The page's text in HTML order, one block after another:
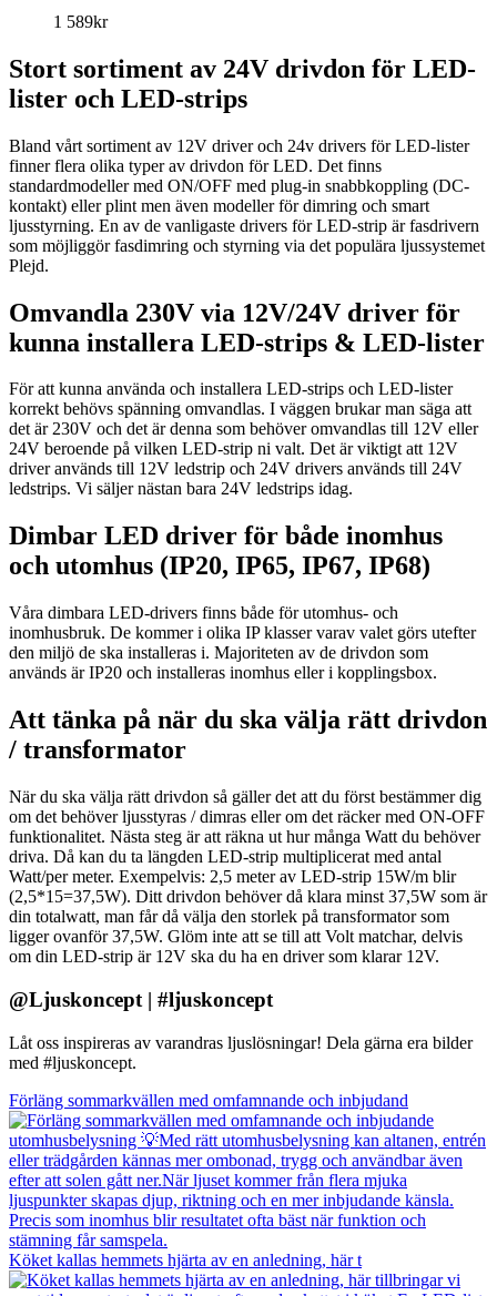
1 589kr
Stort sortiment av 24V drivdon för LED-
lister och LED-strips
Bland vårt sortiment av 12V driver och 24v drivers för LED-lister
finner flera olika typer av drivdon för LED. Det finns
standardmodeller med ON/OFF med plug-in snabbkoppling (DC-
kontakt) eller plint men även modeller för dimring och smart
ljusstyrning. En av de vanligaste drivers för LED-strip är fasdrivern
som möjliggör fasdimring och styrning via det populära ljussystemet
Plejd.
Omvandla 230V via 12V/24V driver för
kunna installera LED-strips & LED-lister
För att kunna använda och installera LED-strips och LED-lister
korrekt behövs spänning omvandlas. I väggen brukar man säga att
det är 230V och det är denna som behöver omvandlas till 12V eller
24V beroende på vilken LED-strip ni valt. Det är viktigt att 12V
driver används till 12V ledstrip och 24V drivers används till 24V
ledstrips. Vi säljer nästan bara 24V ledstrips idag.
Dimbar LED driver för både inomhus
och utomhus (IP20, IP65, IP67, IP68)
Våra dimbara LED-drivers finns både för utomhus- och
inomhusbruk. De kommer i olika IP klasser varav valet görs utefter
den miljö de ska installeras i. Majoriteten av de drivdon som
används är IP20 och installeras inomhus eller i kopplingsbox.
Att tänka på när du ska välja rätt drivdon
/ transformator
När du ska välja rätt drivdon så gäller det att du först bestämmer dig
om det behöver ljusstyras / dimras eller om det räcker med ON-OFF
funktionalitet. Nästa steg är att räkna ut hur många Watt du behöver
driva. Då kan du ta längden LED-strip multiplicerat med antal
Watt/per meter. Exempelvis: 2,5 meter av LED-strip 15W/m blir
(2,5*15=37,5W). Ditt drivdon behöver då klara minst 37,5W som är
din totalwatt, man får då välja den storlek på transformator som
ligger ovanför 37,5W. Glöm inte att se till att Volt matchar, delvis
om din LED-strip är 12V ska du ha en driver som klarar 12V.
@Ljuskoncept | #ljuskoncept
Låt oss inspireras av varandras ljuslösningar! Dela gärna era bilder
med #ljuskoncept.
Förläng sommarkvällen med omfamnande och inbjudand
Köket kallas hemmets hjärta av en anledning, här t